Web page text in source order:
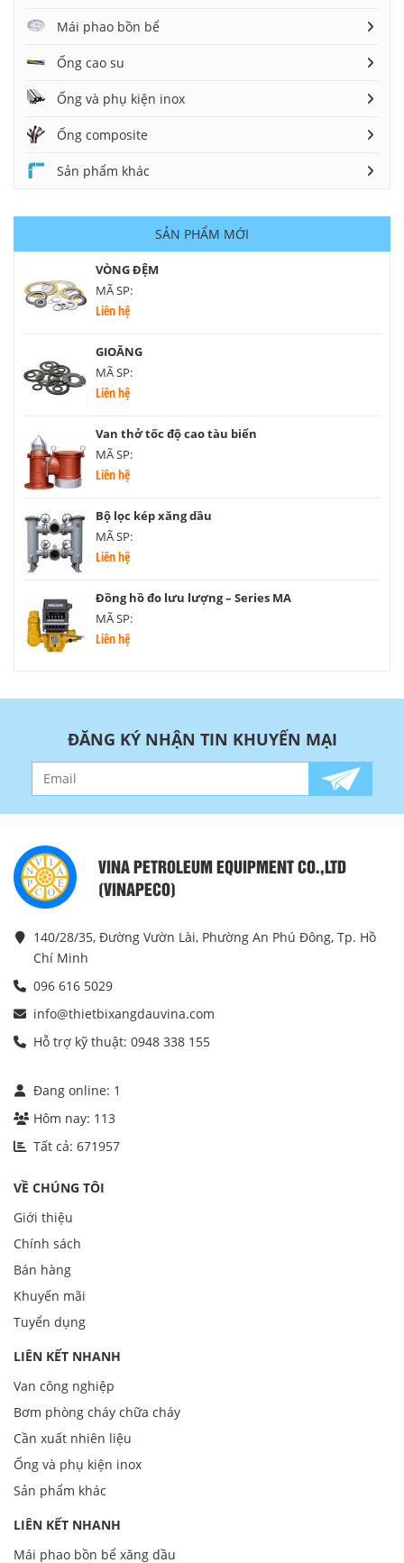
Mái phao bồn bể
Ống cao su
Ống và phụ kiện inox
Ống composite
Sản phẩm khác
SẢN PHẨM MỚI
VÒNG ĐỆM
MÃ SP:
Liên hệ
GIOĂNG
MÃ SP:
Liên hệ
Van thở tốc độ cao tàu biển
MÃ SP:
Liên hệ
Bộ lọc kép xăng dầu
MÃ SP:
Liên hệ
Đồng hồ đo lưu lượng – Series MA
MÃ SP:
Liên hệ
ĐĂNG KÝ NHẬN TIN KHUYẾN MẠI
VINA PETROLEUM EQUIPMENT CO.,LTD
(VINAPECO)
140/28/35, Đường Vườn Lài, Phường An Phú Đông, Tp. Hồ
Chí Minh
096 616 5029
info@thietbixangdauvina.com
Hỗ trợ kỹ thuật: 0948 338 155
Đang online: 1
Hôm nay: 113
Tất cả: 671957
VỀ CHÚNG TÔI
Giới thiệu
Chính sách
Bán hàng
Khuyến mãi
Tuyển dụng
LIÊN KẾT NHANH
Van công nghiệp
Bơm phòng cháy chữa cháy
Cần xuất nhiên liệu
Ống và phụ kiện inox
Sản phẩm khác
LIÊN KẾT NHANH
Mái phao bồn bể xăng dầu